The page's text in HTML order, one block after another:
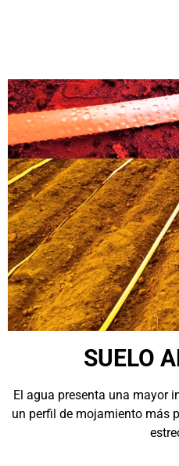
SUELO
El agua presenta una mayor
un perfil de mojamiento más